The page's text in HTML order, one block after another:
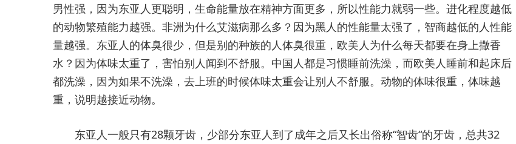
男性强，因为东亚人更聪明，生命能量放在精神方面更多，所以性能力就弱一些。进化程度越低
的动物繁殖能力越强。非洲为什么艾滋病那么多？因为黑人的性能量太强了，智商越低的人性能
量越强。东亚人的体臭很少，但是别的种族的人体臭很重，欧美人为什么每天都要在身上撒香
水？因为体味太重了，害怕别人闻到不舒服。中国人都是习惯睡前洗澡，而欧美人睡前和起床后
都洗澡，因为如果不洗澡，去上班的时候体味太重会让别人不舒服。动物的体味很重，体味越
重，说明越接近动物。
东亚人一般只有28颗牙齿，少部分东亚人到了成年之后又长出俗称“智齿“的牙齿，总共32